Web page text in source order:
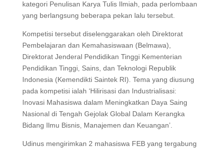
kategori Penulisan Karya Tulis Ilmiah, pada perlombaan
yang berlangsung beberapa pekan lalu tersebut.
Kompetisi tersebut diselenggarakan oleh Direktorat
Pembelajaran dan Kemahasiswaan (Belmawa),
Direktorat Jenderal Pendidikan Tinggi Kementerian
Pendidikan Tinggi, Sains, dan Teknologi Republik
Indonesia (Kemendikti Saintek RI). Tema yang diusung
pada kompetisi ialah ‘Hilirisasi dan Industrialisasi:
Inovasi Mahasiswa dalam Meningkatkan Daya Saing
Nasional di Tengah Gejolak Global Dalam Kerangka
Bidang Ilmu Bisnis, Manajemen dan Keuangan’.
Udinus mengirimkan 2 mahasiswa FEB yang tergabung